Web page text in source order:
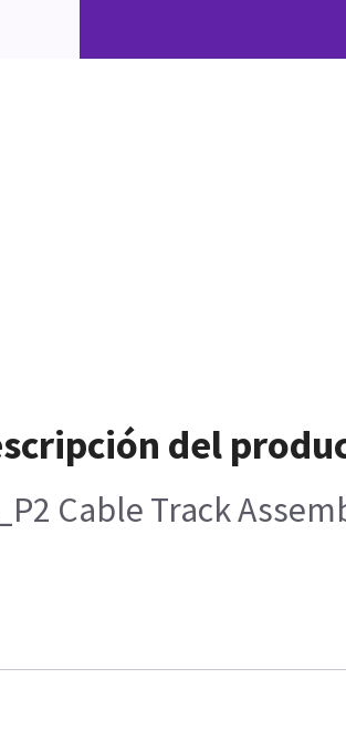
del
Cable Track